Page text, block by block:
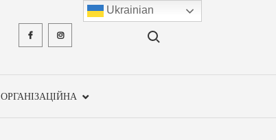
FacebookInstagram Search for:
ОРГАНІЗАЦІЙНА
Ukrainian